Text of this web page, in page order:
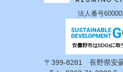
法人番号
〒399-8281 長野県安